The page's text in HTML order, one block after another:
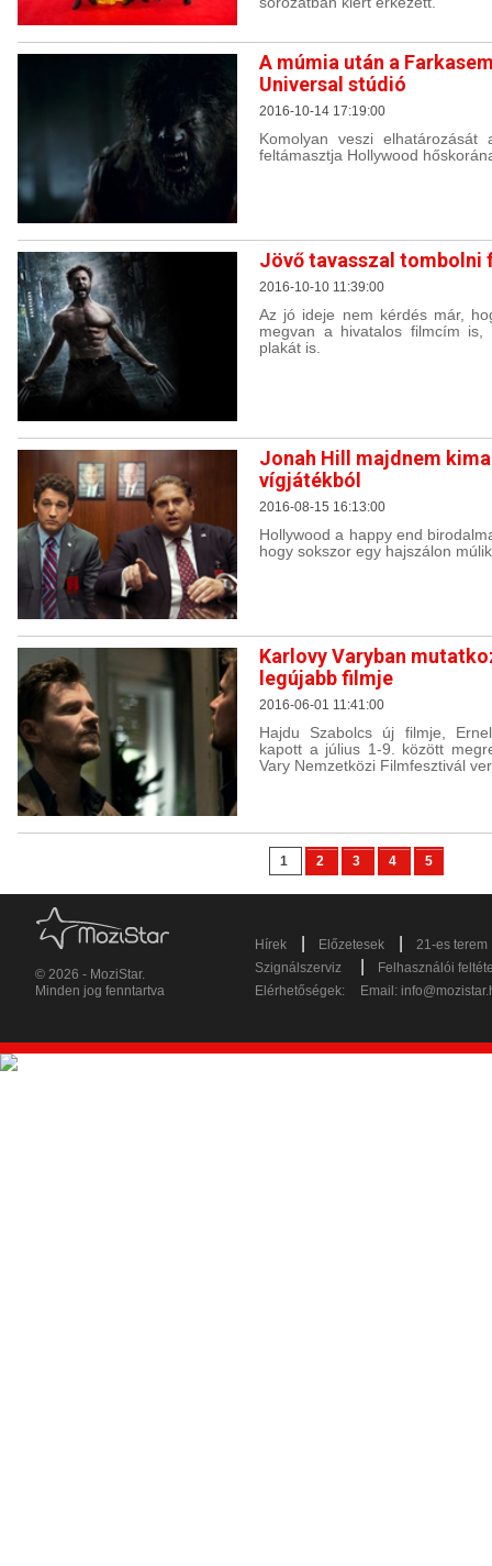
A múmia után a
Universal stúdió
2016-10-14 17:19:00
Komolyan veszi elhatározását
feltámasztja Hollywood
Jövő tavasszal tombolni
2016-10-10 11:39:00
Az jó ideje nem kérdés már,
megvan a hivatalos filmcím is,
plakát is.
Jonah Hill majdnem
vígjátékból
2016-08-15 16:13:00
Hollywood a happy end
hogy sokszor egy hajszálon
Karlovy Varyban
legújabb filmje
2016-06-01 11:41:00
Hajdu Szabolcs új filmje,
kapott a július 1-9. között
Vary Nemzetközi Filmfesztivál
1 2 3 4 5
© 2026 - MoziStar.
Minden jog fenntartva
Hírek Előzetesek
21-es terem
Szignálszerviz
Felhasználói
Elérhetőségek:
Email: